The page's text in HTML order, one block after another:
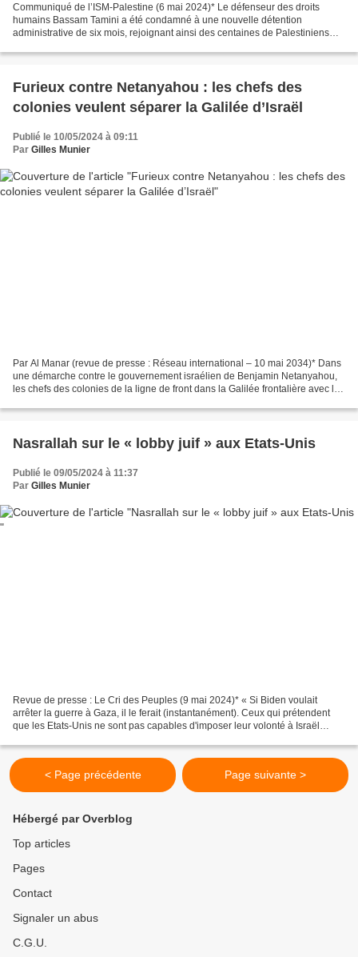
Communiqué de l’ISM-Palestine (6 mai 2024)* Le défenseur des droits
humains Bassam Tamini a été condamné à une nouvelle détention
administrative de six mois, rejoignant ainsi des centaines de Palestiniens
Furieux contre Netanyahou : les chefs des
colonies veulent séparer la Galilée d’Israël
Publié le 10/05/2024 à 09:11
Par Gilles Munier
Par Al Manar (revue de presse : Réseau international – 10 mai 2034)* Dans
une démarche contre le gouvernement israélien de Benjamin Netanyahou,
les chefs des colonies de la ligne de front dans la Galilée frontalière avec le
Nasrallah sur le « lobby juif » aux Etats-Unis
Publié le 09/05/2024 à 11:37
Par Gilles Munier
Revue de presse : Le Cri des Peuples (9 mai 2024)* « Si Biden voulait
arrêter la guerre à Gaza, il le ferait (instantanément). Ceux qui prétendent
que les Etats-Unis ne sont pas capables d'imposer leur volonté à Israël
< Page précédente Page suivante >
Hébergé par Overblog
Top articles
Pages
Contact
Signaler un abus
C.G.U.